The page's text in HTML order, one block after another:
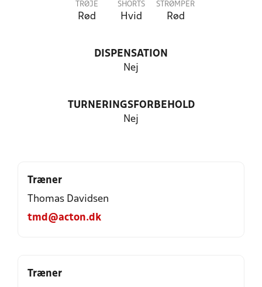
TRØJE
Rød
SHORTS
Hvid
STRØMPER
Rød
DISPENSATION
Nej
TURNERINGSFORBEHOLD
Nej
Træner
Thomas Davidsen
tmd@acton.dk
Træner